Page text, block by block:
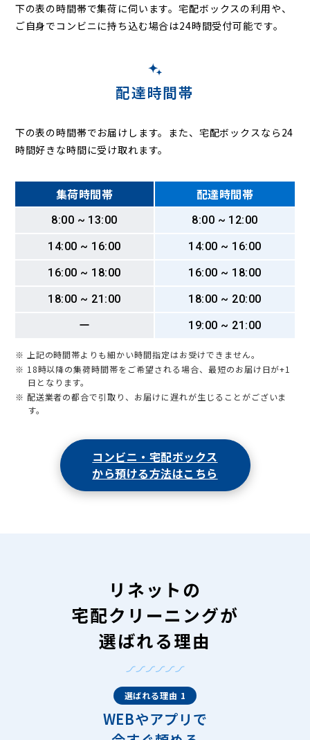
下の表の時間帯で集荷に伺います。宅配ボックスの利用や、
ご自身でコンビニに持ち込む場合は24時間受付可能です。
配達時間帯
下の表の時間帯でお届けします。また、宅配ボックスなら24
時間好きな時間に受け取れます。
集荷時間帯 配達時間帯
8:00 ~ 13:00
8:00 ~ 12:00
14:00 ~ 16:00
14:00 ~ 16:00
16:00 ~ 18:00
16:00 ~ 18:00
18:00 ~ 21:00
18:00 ~ 20:00
ー
19:00 ~ 21:00
※ 上記の時間帯よりも細かい時間指定はお受けできません。
※ 18時以降の集荷時間帯をご希望される場合、最短のお届け日が+1
日となります。
※ 配送業者の都合で引取り、お届けに遅れが生じることがございま
す。
コンビニ・宅配ボックス
から預ける方法はこちら
リネットの
宅配クリーニングが
選ばれる理由
選ばれる理由 1
WEBやアプリで